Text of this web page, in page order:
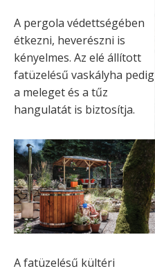
A pergola védettségében
étkezni, heverészni is
kényelmes. Az elé állított
fatüzelésű vaskályha pedig
a meleget és a tűz
hangulatát is biztosítja.
A fatüzelésű kültéri